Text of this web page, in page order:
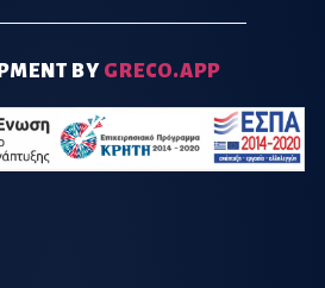
BY GRECO.APP